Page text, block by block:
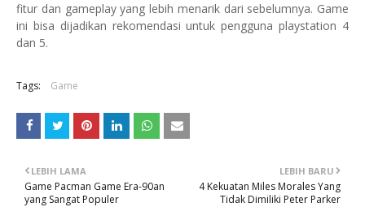
fitur dan gameplay yang lebih menarik dari sebelumnya. Game
ini bisa dijadikan rekomendasi untuk pengguna playstation 4
dan 5.
Tags: Game
LEBIH BARU
4 Kekuatan Miles Morales Yang
Tidak Dimiliki Peter Parker
LEBIH LAMA
Game Pacman Game Era-90an
yang Sangat Populer